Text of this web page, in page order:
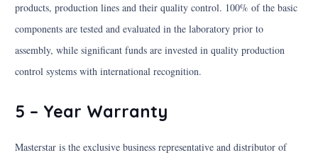
products, production lines and their quality control. 100% of the basic
components are tested and evaluated in the laboratory prior to
assembly, while significant funds are invested in quality production
control systems with international recognition.
5 – Year Warranty
Masterstar is the exclusive business representative and distributor of